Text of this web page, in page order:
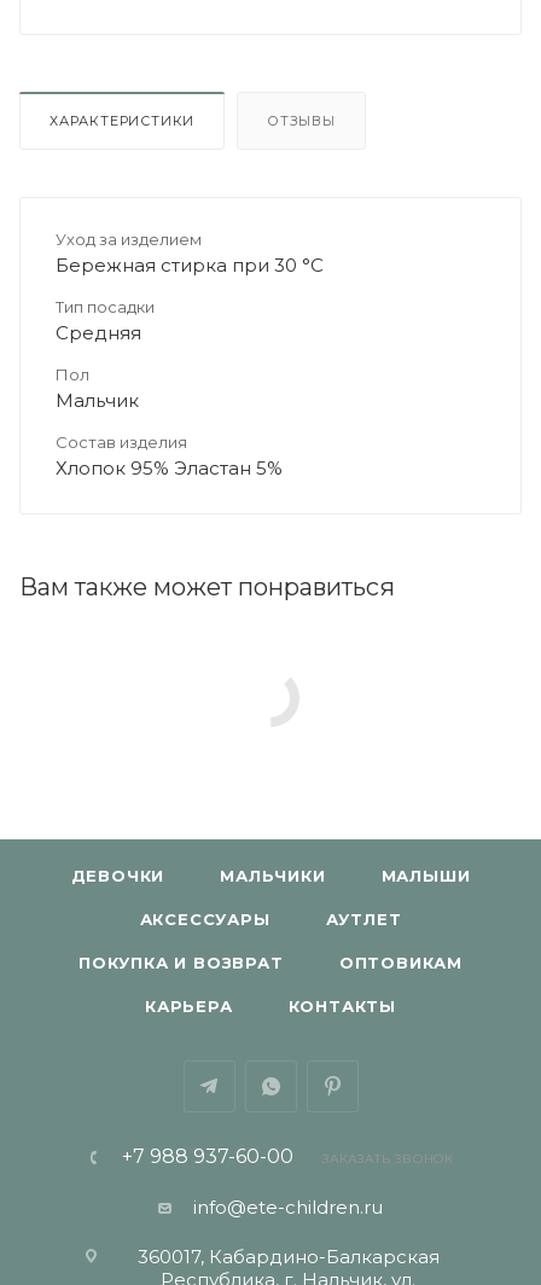
ХАРАКТЕРИСТИКИ ОТЗЫВЫ
Уход за изделием
Бережная стирка при 30 °C
Тип посадки
Средняя
Пол
Мальчик
Состав изделия
Хлопок 95% Эластан 5%
Вам также может понравиться
ДЕВОЧКИ МАЛЬЧИКИ МАЛЫШИ
АКСЕССУАРЫ АУТЛЕТ
ПОКУПКА И ВОЗВРАТ ОПТОВИКАМ
КАРЬЕРА КОНТАКТЫ
+7 988 937-60-00 ЗАКАЗАТЬ ЗВОНОК
info@ete-children.ru
360017, Кабардино-Балкарская
Республика, г. Нальчик, ул.